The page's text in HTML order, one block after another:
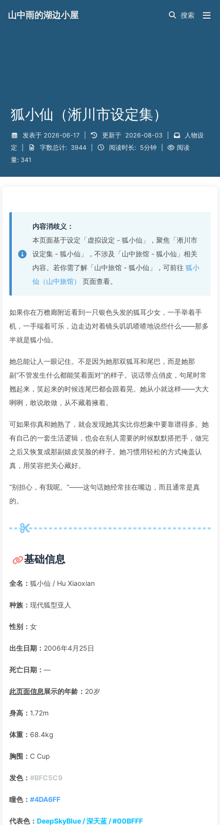
狐小仙（淅川市设定集）
发表于 2026-06-17 更新于 2026-08-03
人物设
定
字数总计: 3944 阅读时长: 5分钟
阅读
量: 341
山中雨的湖边小屋
内容消歧义：
本页面基于设定「虚拟设定 - 狐小仙」，聚焦「淅川市
设定集 - 狐小仙」，不涉及「山中旅馆 - 狐小仙」相关
内容。若你需了解「山中旅馆 - 狐小仙」，可前往 狐小
仙（山中旅馆）
页面查看。
如果你在万檐廊附近看到一只银色头发的狐耳少女，一手举着手
机，一手端着可乐，边走边对着镜头叽叽喳喳地说些什么——那多
半就是狐小仙。
她总能让人一眼记住。不是因为她那双狐耳和尾巴，而是她那
副“不管发生什么都能笑着面对”的样子。说话带点俏皮，句尾时常
翘起来，笑起来的时候连尾巴都会跟着晃。她从小就这样——大大
咧咧，敢说敢做，从不藏着掖着。
可如果你真和她熟了，就会发现她其实比你想象中要靠谱得多。她
有自己的一套生活逻辑，也会在别人需要的时候默默搭把手，做完
之后又恢复成那副嬉皮笑脸的样子。她习惯用轻松的方式掩盖认
真，用笑容把关心藏好。
“别担心，有我呢。”——这句话她经常挂在嘴边，而且通常是真
的。
基础信息
全名： 狐小仙 / Hu Xiaoxian
种族： 现代狐型亚人
性别： 女
出生日期： 2006年4月25日
死亡日期： —
此页面信息展示的年龄： 20岁
身高： 1.72m
体重： 68.4kg
胸围： C Cup
发色： #BFC5C9
瞳色： #4DA6FF
代表色： DeepSkyBlue / 深天蓝 / #00BFFF